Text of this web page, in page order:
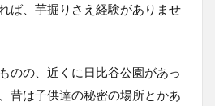
ば、芋掘りさえ経験がありませ
のの、近くに日比谷公園があっ
昔は子供達の秘密の場所とかあ